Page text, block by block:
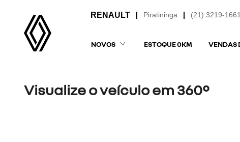
(21) 3219-1661
Piratininga
NOVOS ESTOQUE 0KM VENDAS
Visualize o veículo em 360°